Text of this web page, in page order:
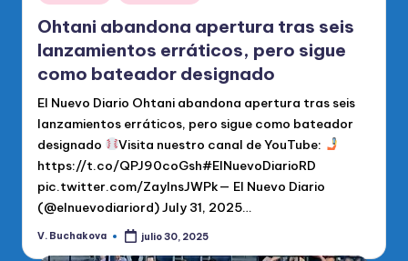
en
Ohtani abandona apertura tras seis
lanzamientos erráticos, pero sigue
como bateador designado
El Nuevo Diario Ohtani abandona apertura tras seis
lanzamientos erráticos, pero sigue como bateador
designado
Visita nuestro canal de YouTube:
https://t.co/QPJ90coGsh#ElNuevoDiarioRD
pic.twitter.com/ZayInsJWPk— El Nuevo Diario
(@elnuevodiariord) July 31, 2025…
Publicado
V. Buchakova julio 30, 2025